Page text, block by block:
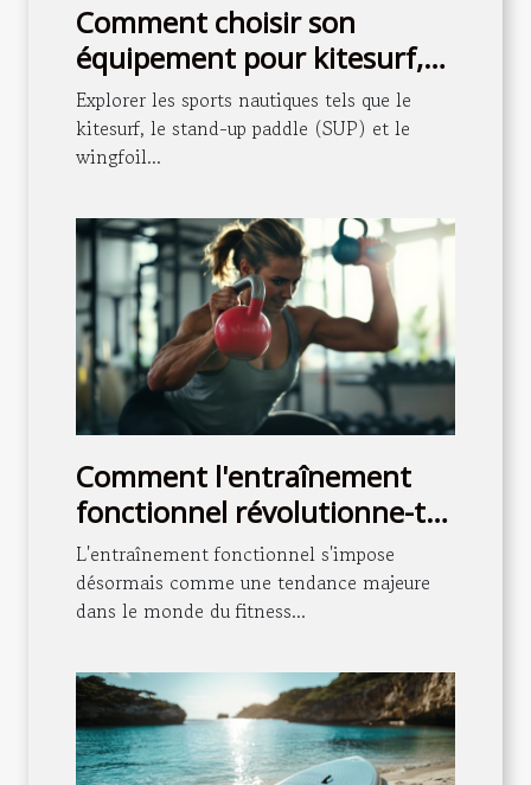
Comment choisir son
équipement pour kitesurf,
SUP et wingfoil ?
Explorer les sports nautiques tels que le
kitesurf, le stand-up paddle (SUP) et le
wingfoil...
Comment l'entraînement
fonctionnel révolutionne-t-il
le fitness moderne ?
L'entraînement fonctionnel s'impose
désormais comme une tendance majeure
dans le monde du fitness...